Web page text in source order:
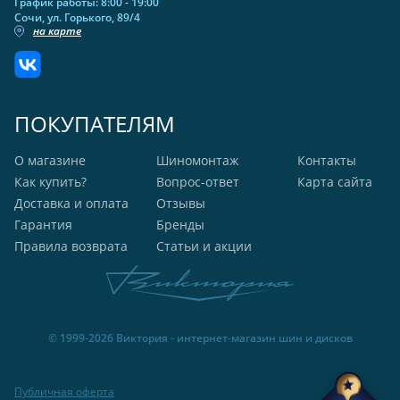
Сочи, ул. Горького, 89/4
на карте
ПОКУПАТЕЛЯМ
О магазине
Как купить?
Доставка и оплата
Гарантия
Правила возврата
Шиномонтаж
Вопрос-ответ
Отзывы
Бренды
Статьи и акции
Контакты
Карта сайта
© 1999-2026 Виктория - интернет-магазин шин и дисков
Публичная оферта